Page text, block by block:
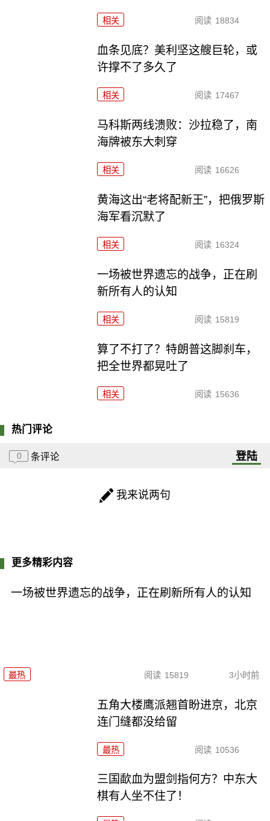
相关 阅读 18834
血条见底？美利坚这艘巨轮，或
许撑不了多久了
相关 阅读 17467
马科斯两线溃败：沙拉稳了，南
海牌被东大刺穿
相关 阅读 16626
黄海这出“老将配新王”，把俄罗斯
海军看沉默了
相关 阅读 16324
一场被世界遗忘的战争，正在刷
新所有人的认知
相关 阅读 15819
算了不打了？特朗普这脚刹车，
把全世界都晃吐了
相关 阅读 15636
热门评论
0 条评论 登陆
我来说两句
更多精彩内容
一场被世界遗忘的战争，正在刷新所有人的认知
最热 阅读 15819 3小时前
五角大楼鹰派翘首盼进京，北京
连门缝都没给留
最热 阅读 10536
三国歃血为盟剑指何方？中东大
棋有人坐不住了！